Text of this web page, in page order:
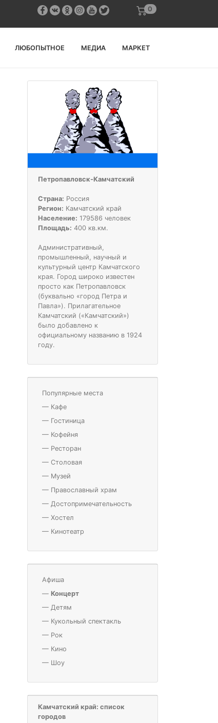
0
ЛЮБОПЫТНОЕ МЕДИА МАРКЕТ
Петропавловск-Камчатский
Страна: Россия
Регион: Камчатский край
Население: 179586 человек
Площадь: 400 кв.км.
Административный,
промышленный, научный и
культурный центр Камчатского
края. Город широко известен
просто как Петропавловск
(буквально «город Петра и
Павла»). Прилагательное
Камчатский («Камчатский»)
было добавлено к
официальному названию в 1924
году.
Популярные места
— Кафе
— Гостиница
— Кофейня
— Ресторан
— Столовая
— Музей
— Православный храм
— Достопримечательность
— Хостел
— Кинотеатр
Афиша
— Концерт
— Детям
— Кукольный спектакль
— Рок
— Кино
— Шоу
Камчатский край: список
городов